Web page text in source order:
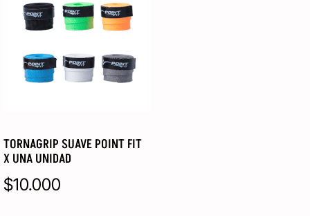
TORNAGRIP SUAVE POINT FIT
X UNA UNIDAD
$10.000